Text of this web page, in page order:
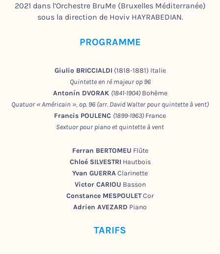
2021 dans l’Orchestre BruMe (Bruxelles Méditerranée)
sous la direction de Hoviv HAYRABEDIAN.
PROGRAMME
Giulio BRICCIALDI (1818-1881) Italie
Quintette en ré majeur op 96
Antonín DVORAK (1841-1904)Bohême
Quatuor « Américain », op. 96 (arr. David Walter pour quintette à vent)
Francis POULENC (1899-1963) France
Sextuor pour piano et quintette à vent
Ferran BERTOMEU Flûte
Chloé SILVESTRI Hautbois
Yvan GUERRAClarinette
Victor CARIOU Basson
Constance MESPOULETCor
Adrien AVEZARD Piano
TARIFS